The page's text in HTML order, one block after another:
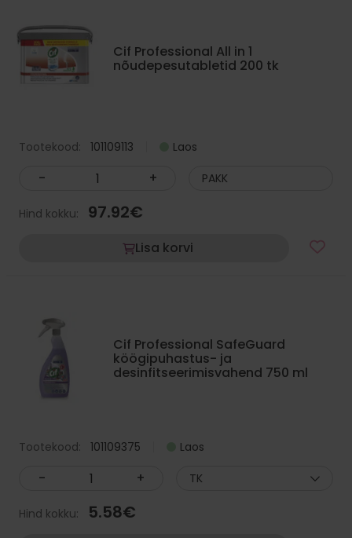
Cif Professional All in 1
nõudepesutabletid 200 tk
Tootekood: 101109113 Laos
- + PAKK
Hind kokku: 97.92€
Lisa korvi
Cif Professional SafeGuard
köögipuhastus- ja
desinfitseerimisvahend 750 ml
Tootekood: 101109375 Laos
- + TK
Hind kokku: 5.58€